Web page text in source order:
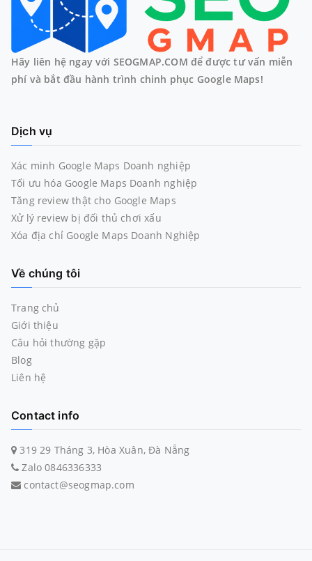
Hãy liên hệ ngay với SEOGMAP.COM để được tư vấn miễn
phí và bắt đầu hành trình chinh phục Google Maps!
Dịch vụ
Xác minh Google Maps Doanh nghiệp
Tối ưu hóa Google Maps Doanh nghiệp
Tăng review thật cho Google Maps
Xử lý review bị đối thủ chơi xấu
Xóa địa chỉ Google Maps Doanh Nghiệp
Về chúng tôi
Trang chủ
Giới thiệu
Câu hỏi thường gặp
Blog
Liên hệ
Contact info
319 29 Tháng 3, Hòa Xuân, Đà Nẵng
Zalo 0846336333
contact@seogmap.com